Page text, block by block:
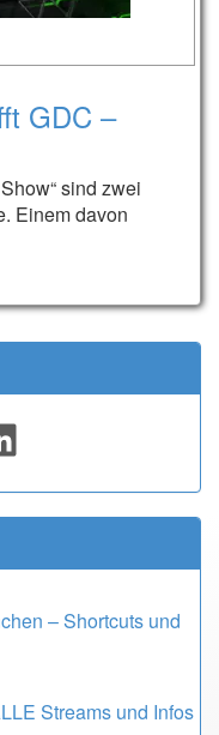
GDC –
sind zwei
Einem davon
– Shortcuts und
Streams und Infos